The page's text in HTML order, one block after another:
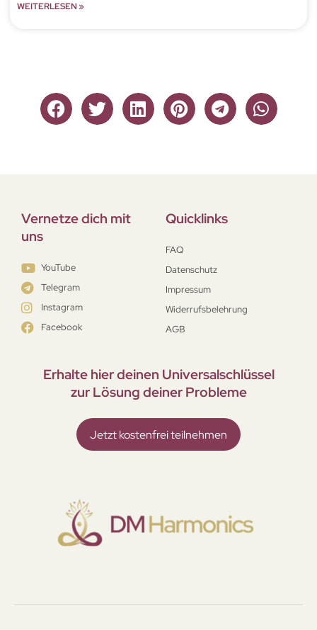
WEITERLESEN »
Vernetze dich mit
uns
YouTube
Telegram
Instagram
Facebook
Quicklinks
FAQ
Datenschutz
Impressum
Widerrufsbelehrung
AGB
Erhalte hier deinen Universal­schlüssel
zur Lösung deiner Probleme
Jetzt kostenfrei teilnehmen